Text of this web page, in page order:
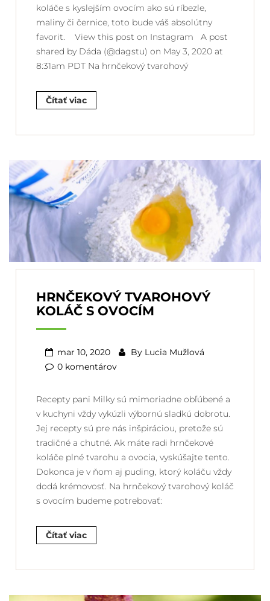
koláče s kyslejším ovocím ako sú ríbezle,
maliny či černice, toto bude váš absolútny
favorit. View this post on Instagram A post
shared by Dáda (@dagstu) on May 3, 2020 at
8:31am PDT Na hrnčekový tvarohový
Čítať viac
HRNČEKOVÝ TVAROHOVÝ
KOLÁČ S OVOCÍM
mar 10, 2020 By Lucia Mužlová
0 komentárov
Recepty pani Milky sú mimoriadne obľúbené a
v kuchyni vždy vykúzli výbornú sladkú dobrotu.
Jej recepty sú pre nás inšpiráciou, pretože sú
tradičné a chutné. Ak máte radi hrnčekové
koláče plné tvarohu a ovocia, vyskúšajte tento.
Dokonca je v ňom aj puding, ktorý koláču vždy
dodá krémovosť. Na hrnčekový tvarohový koláč
s ovocím budeme potrebovať:
Čítať viac